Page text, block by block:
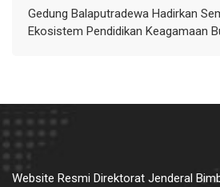
Gedung Balaputradewa Hadirkan
Ekosistem Pendidikan Keagamaan
Website Resmi Direktorat Jenderal